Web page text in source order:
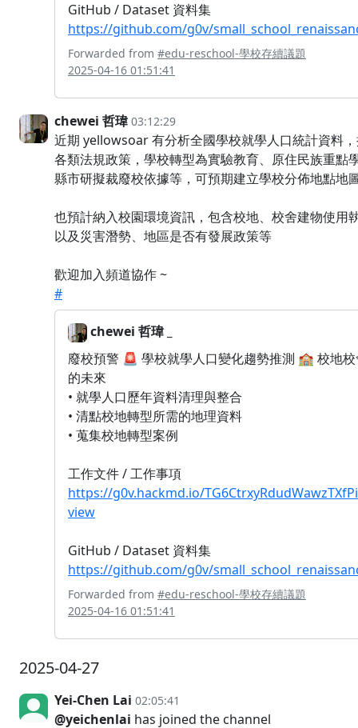
GitHub / Dataset 資料集
https://github.com/g0v/
Forwarded from #edu-reschool-學校存續議題
2025-04-16 01:51:41
chewei 哲瑋 03:12:29
近期 yellowsoar 有分析全國學校就學人口統計資料
各類法規政策，學校轉型為實驗教育、原住民族重點
縣市研擬裁廢校依據等，可預期建立學校分佈地點地
也預計納入校園環境資訊，包含校地、校舍建物使用
以及災害潛勢、地區是否有發展政策等
歡迎加入頻道協作 ~
#
chewei 哲瑋 _
廢校預警 🚨 學校就學人口變化趨勢推測 🏫 校地
的未來
• 就學人口歷年資料清理與整合
• 清點校地轉型所需的地理資料
• 蒐集校地轉型案例
工作文件 / 工作事項
https://g0v.hackmd.io/
view
GitHub / Dataset 資料集
https://github.com/g0v/
Forwarded from #edu-reschool-學校存續議題
2025-04-16 01:51:41
2025-04-27
Yei-Chen Lai 02:05:41
@yeichenlai has joined the channel